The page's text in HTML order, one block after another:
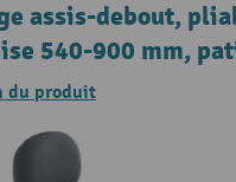
assis-debout,
540-900 mm,
du produit